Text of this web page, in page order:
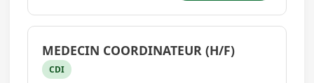
télétravail. Vous ête...
MEDECIN COORDINATEUR (H/F)
CDI